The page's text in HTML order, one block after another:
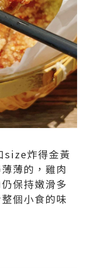
size炸得金黃
薄的，雞肉
保持嫩滑多
個小食的味